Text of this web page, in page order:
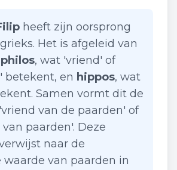
heeft zijn oorsprong
Het is afgeleid van
philos, wat 'vriend' of
betekent, en hippos, wat
Samen vormt dit de
van de paarden' of
paarden'. Deze
naar de
waarde van paarden in